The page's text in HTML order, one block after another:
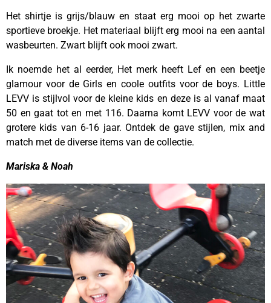
Het shirtje is grijs/blauw en staat erg mooi op het zwarte
sportieve broekje. Het materiaal blijft erg mooi na een aantal
wasbeurten. Zwart blijft ook mooi zwart.
Ik noemde het al eerder, Het merk heeft Lef en een beetje
glamour voor de Girls en coole outfits voor de boys. Little
LEVV is stijlvol voor de kleine kids en deze is al vanaf maat
50 en gaat tot en met 116. Daarna komt LEVV voor de wat
grotere kids van 6-16 jaar. Ontdek de gave stijlen, mix and
match met de diverse items van de collectie.
Mariska & Noah